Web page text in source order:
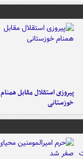
پیروزی استقلال مقابل همنام
خوزستانی